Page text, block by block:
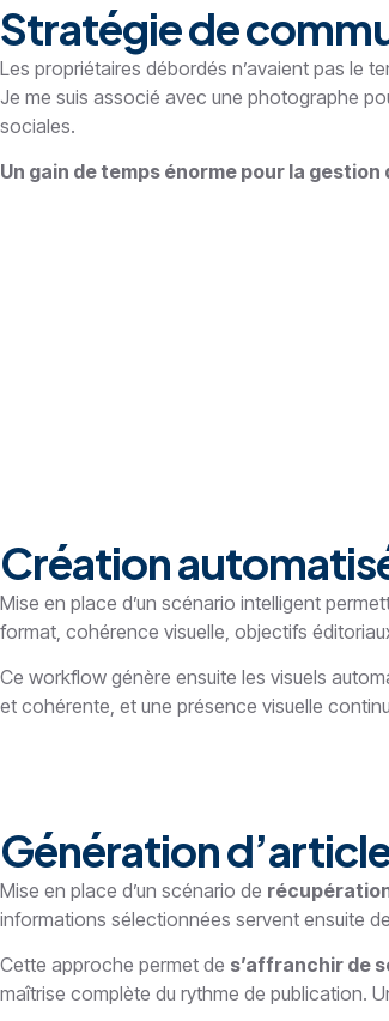
Stratégie de
Les propriétaires débordés n’avaient pas le
Je me suis associé avec une photographe
sociales.
Un gain de temps énorme pour la
Création
Mise en place d’un scénario intelligent
format, cohérence visuelle, objectifs
Ce workflow génère ensuite les visuels
et cohérente, et une présence visuelle
Génération
Mise en place d’un scénario de
informations sélectionnées servent ensuite
Cette approche permet de s’affranchir de
maîtrise complète du rythme de publication.